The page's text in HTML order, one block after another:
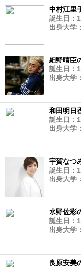
中村江里
誕生日：
出身大学：
細野晴臣
誕生日：
出身大学：
和田明日
誕生日：
出身大学：
宇賀なつ
誕生日：
出身大学：
水野佐彩
誕生日：
出身大学：
良原安美